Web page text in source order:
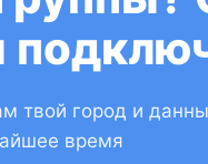
твой город и
время